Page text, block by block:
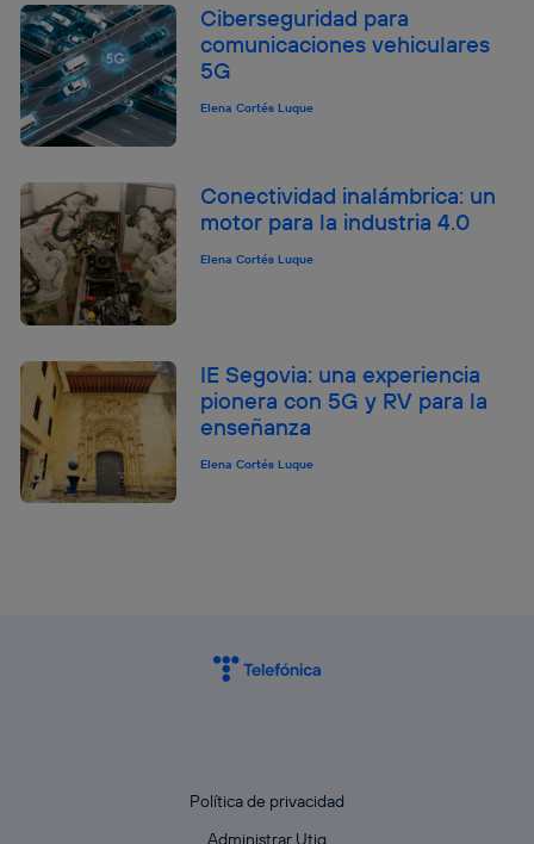
Ciberseguridad para
comunicaciones vehiculares
5G
Elena Cortés Luque
Conectividad inalámbrica: un
motor para la industria 4.0
Elena Cortés Luque
IE Segovia: una experiencia
pionera con 5G y RV para la
enseñanza
Elena Cortés Luque
Política de privacidad